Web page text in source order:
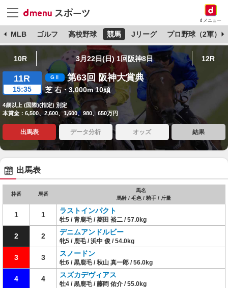
dメニュー
MLB ゴルフ 高校野球 競馬 Jリーグ プロ野球（2軍）
10R 3月22日(日) 1回阪神8日 12R
11R
15:35
第63回 阪神大賞典
芝 右・3,000m 10頭
4歳以上 (国際)(指定) 別定
本賞金：6,500、2,600、1,600、980、650万円
出馬表 データ分析 オッズ 結果
出馬表
枠番 馬番
馬名
馬齢 / 毛色 / 騎手 / 斤量
1 1 ラストインパクト
牡5 / 青鹿毛 / 菱田 裕二 / 57.0kg
2 2 デニムアンドルビー
牝5 / 鹿毛 / 浜中 俊 / 54.0kg
3 3 スノードン
牡6 / 黒鹿毛 / 秋山 真一郎 / 56.0kg
4 4 スズカデヴィアス
牡4 / 黒鹿毛 / 藤岡 佑介 / 55.0kg